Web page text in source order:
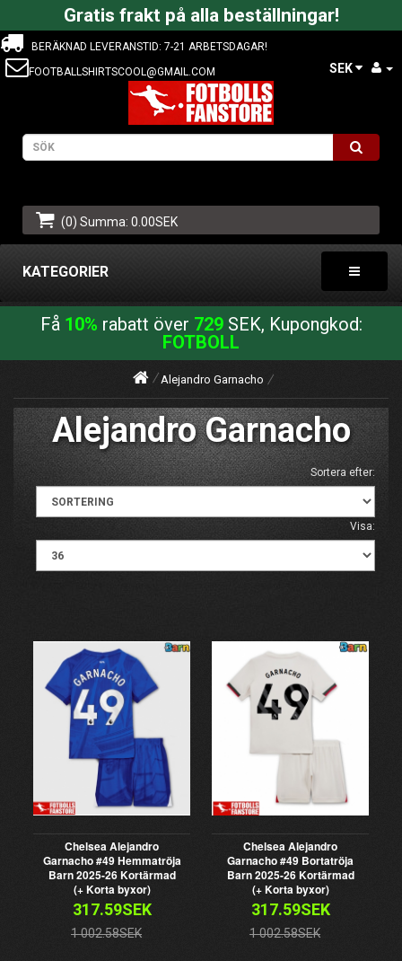
Gratis frakt på alla beställningar!
BERÄKNAD LEVERANSTID: 7-21 ARBETSDAGAR!
FOOTBALLSHIRTSCOOL@GMAIL.COM
SEK
(0) Summa: 0.00SEK
KATEGORIER
Få 10% rabatt över 729SEK, Kupongkod:
FOTBOLL
Alejandro Garnacho
Alejandro Garnacho
Sortera efter:
Visa:
Chelsea Alejandro
Garnacho #49 Hemmatröja
Barn 2025-26 Kortärmad
(+ Korta byxor)
317.59SEK
1 002.58SEK
Chelsea Alejandro
Garnacho #49 Bortatröja
Barn 2025-26 Kortärmad
(+ Korta byxor)
317.59SEK
1 002.58SEK